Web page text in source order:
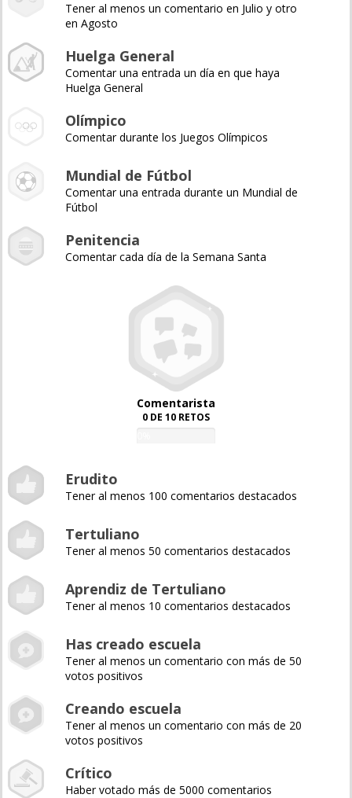
Tener al menos un comentario en Julio y otro
en Agosto
Huelga General
Comentar una entrada un día en que haya
Huelga General
Olímpico
Comentar durante los Juegos Olímpicos
Mundial de Fútbol
Comentar una entrada durante un Mundial de
Fútbol
Penitencia
Comentar cada día de la Semana Santa
Comentarista
0 DE 10 RETOS
Erudito
Tener al menos 100 comentarios destacados
Tertuliano
Tener al menos 50 comentarios destacados
Aprendiz de Tertuliano
Tener al menos 10 comentarios destacados
Has creado escuela
Tener al menos un comentario con más de 50
votos positivos
Creando escuela
Tener al menos un comentario con más de 20
votos positivos
Crítico
Haber votado más de 5000 comentarios